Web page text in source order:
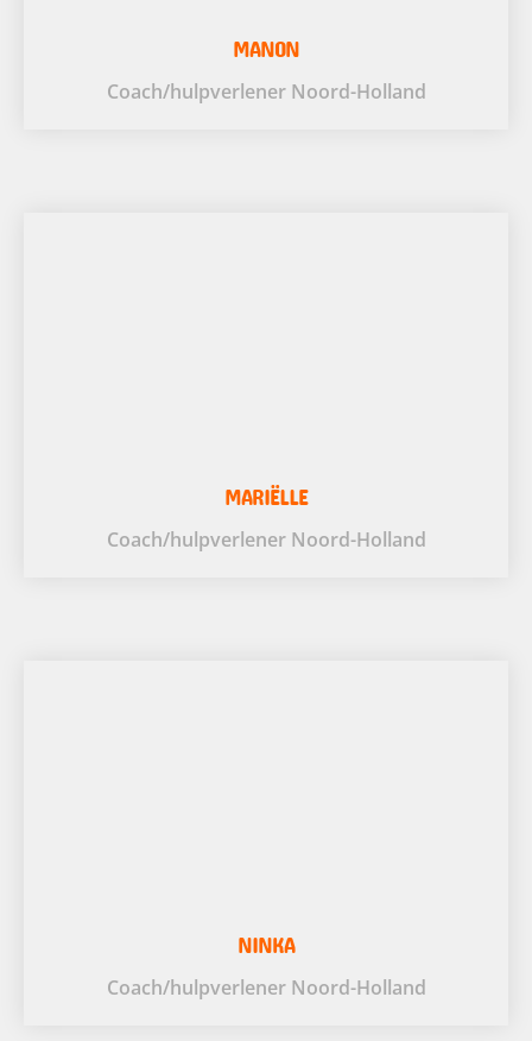
MANON
Coach/hulpverlener Noord-Holland
MARIËLLE
Coach/hulpverlener Noord-Holland
NINKA
Coach/hulpverlener Noord-Holland